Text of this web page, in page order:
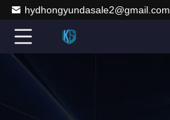
hydhongyundasale2@gmail.com